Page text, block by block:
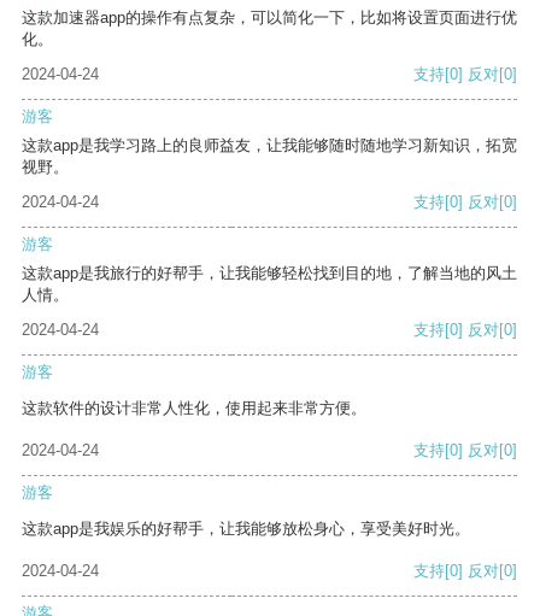
这款加速器app的操作有点复杂，可以简化一下，比如将设置页面进行优
化。
2024-04-24
支持[0] 反对[0]
游客
这款app是我学习路上的良师益友，让我能够随时随地学习新知识，拓宽
视野。
2024-04-24
支持[0] 反对[0]
游客
这款app是我旅行的好帮手，让我能够轻松找到目的地，了解当地的风土
人情。
2024-04-24
支持[0] 反对[0]
游客
这款软件的设计非常人性化，使用起来非常方便。
2024-04-24 支持[0] 反对[0]
游客
这款app是我娱乐的好帮手，让我能够放松身心，享受美好时光。
2024-04-24 支持[0] 反对[0]